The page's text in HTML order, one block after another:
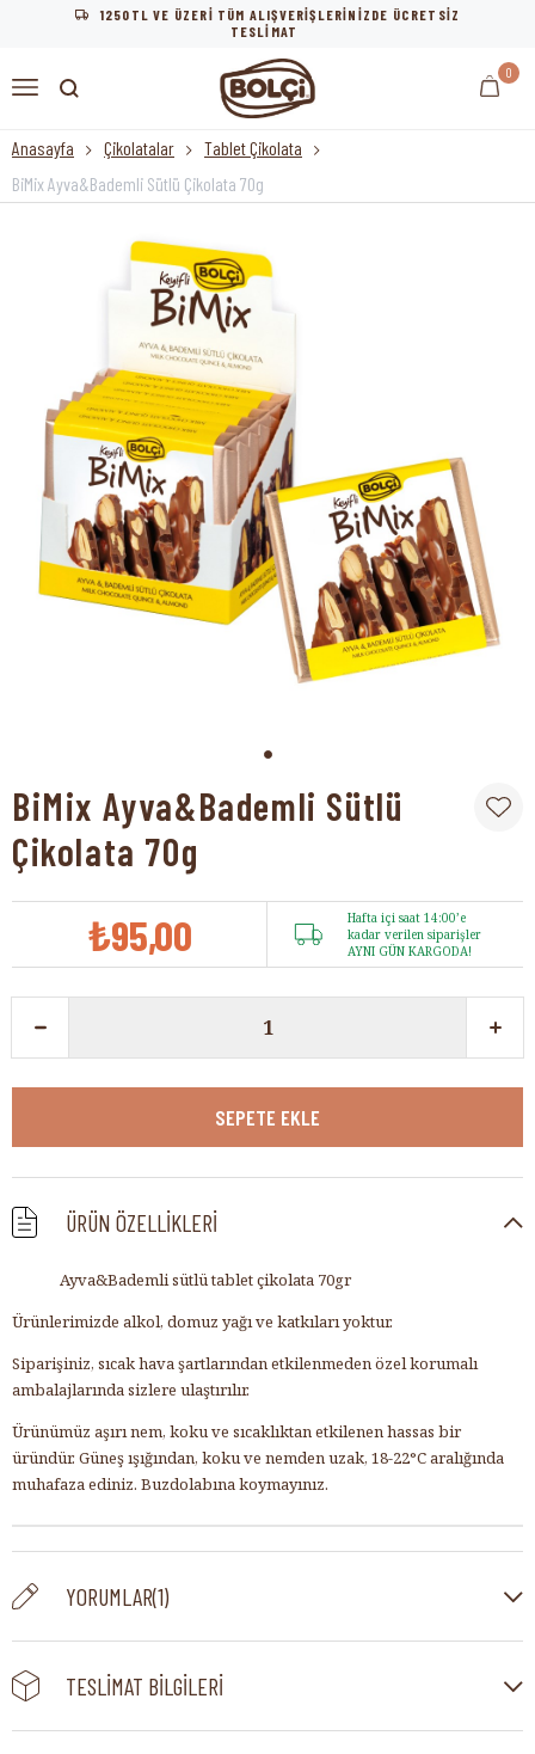
1250TL VE ÜZERİ TÜM ALIŞVERİŞLERİNİZDE ÜCRETSİZ
TESLİMAT
0
Anasayfa Çikolatalar
Tablet Çikolata
BiMix Ayva&Bademli Sütlü Çikolata 70g
BiMix Ayva&Bademli Sütlü
Çikolata 70g
₺95,00
Hafta içi saat 14:00’e
kadar verilen siparişler
AYNI GÜN KARGODA!
ÜRÜN ÖZELLIKLERI
Ayva&Bademli sütlü tablet çikolata 70gr
Ürünlerimizde alkol, domuz yağı ve katkıları yoktur.
Siparişiniz, sıcak hava şartlarından etkilenmeden özel korumalı
ambalajlarında sizlere ulaştırılır.
Ürünümüz aşırı nem, koku ve sıcaklıktan etkilenen hassas bir
üründür. Güneş ışığından, koku ve nemden uzak, 18-22°C aralığında
muhafaza ediniz. Buzdolabına koymayınız.
YORUMLAR(1)
TESLIMAT BILGILERI